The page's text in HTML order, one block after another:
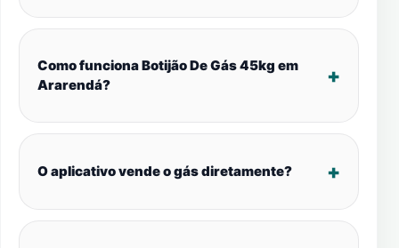
Como funciona Botijão De Gás 45kg em
Ararendá?
O aplicativo vende o gás diretamente?